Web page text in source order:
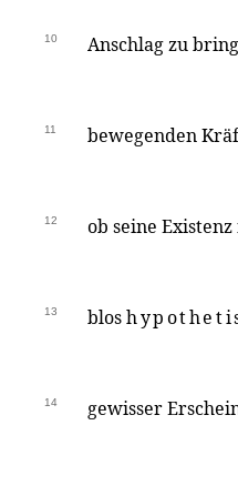
10 Anschlag zu
11 bewegenden
12 ob seine
13 blos
14 gewisser